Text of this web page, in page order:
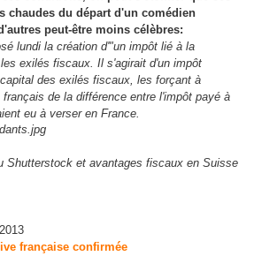
chaudes du départ d'un comédien
peut-être moins célèbres:
lundi la création d'"un impôt lié à la
exilés fiscaux. Il s'agirait d'un impôt
des exilés fiscaux, les forçant à
de la différence entre l'impôt payé à
eu à verser en France.
Shutterstock et avantages fiscaux en Suisse
française confirmée